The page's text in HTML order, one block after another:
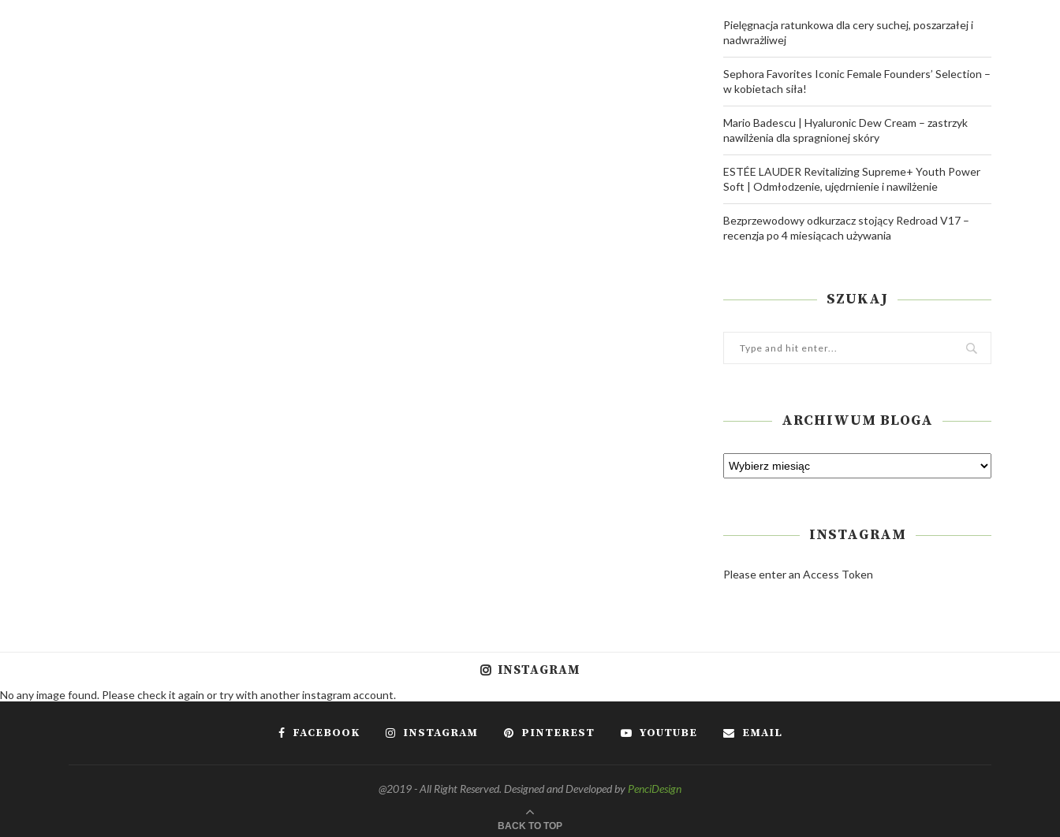
Pielęgnacja ratunkowa dla cery suchej, poszarzałej i
nadwrażliwej
Sephora Favorites Iconic Female Founders’ Selection –
w kobietach siła!
Mario Badescu | Hyaluronic Dew Cream – zastrzyk
nawilżenia dla spragnionej skóry
ESTÉE LAUDER Revitalizing Supreme+ Youth Power
Soft | Odmłodzenie, ujędrnienie i nawilżenie
Bezprzewodowy odkurzacz stojący Redroad V17 –
recenzja po 4 miesiącach używania
SZUKAJ
ARCHIWUM BLOGA
INSTAGRAM
Please enter an Access Token
INSTAGRAM
No any image found. Please check it again or try with another instagram account.
FACEBOOK INSTAGRAM PINTEREST YOUTUBE EMAIL
@2019 - All Right Reserved. Designed and Developed by PenciDesign
BACK TO TOP